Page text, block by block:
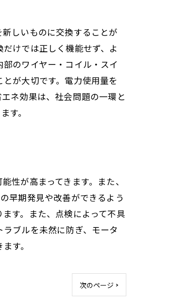
しいものに交換することが
けでは正しく機能せず、よ
のワイヤー・コイル・スイ
が大切です。電力使用量を
ネ効果は、社会問題の一環と
す。
性が高まってきます。また、
早期発見や改善ができるよう
す。また、点検によって不具
ブルを未然に防ぎ、モータ
す。
次のページ >